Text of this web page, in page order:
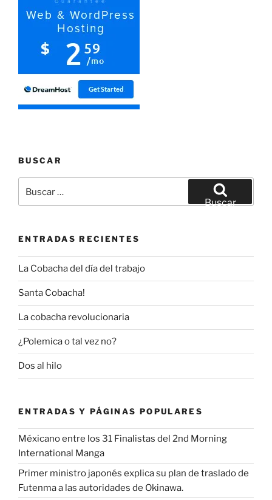
BUSCAR
por:
Buscar
ENTRADAS RECIENTES
La Cobacha del día del trabajo
Santa Cobacha!
La cobacha revolucionaria
¿Polemica o tal vez no?
Dos al hilo
ENTRADAS Y PÁGINAS POPULARES
Méxicano entre los 31 Finalistas del 2nd Morning
International Manga
Primer ministro japonés explica su plan de traslado de
Futenma a las autoridades de Okinawa.